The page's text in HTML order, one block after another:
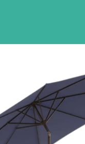
événement.
Choisir mes dates